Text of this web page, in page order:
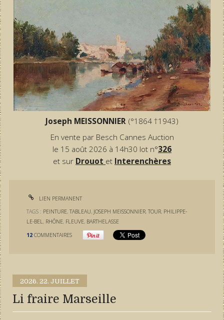
Joseph MEISSONNIER (°1864 †1943)
En vente par Besch Cannes Auction
le 15 août 2026 à 14h30 lot n°326
et sur Drouot et Interenchères
LIEN PERMANENT
TAGS : PEINTURE,TABLEAU, JOSEPH MEISSONNIER,TOUR, PHILIPPE-
LE-BEL, RHÔNE, FLEUVE, BARTHELASSE
12 COMMENTAIRES
2026. 22. JUILLET
Li fraire Marseille